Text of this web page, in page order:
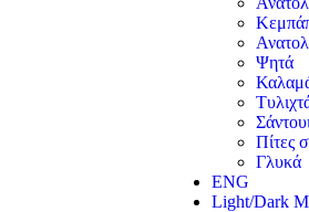
Ψητά
Πίτες
Γλυκά
ENG
Light/Dark